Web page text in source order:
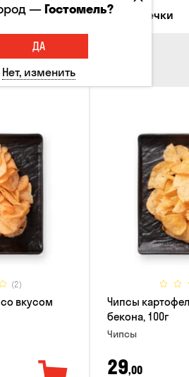
Орешки Кукуруза Семечки
(2)
вкусом
Чипсы
бекона, 100г
Чипсы
29,00
—Гостомель?
ДА
Нет, изменить